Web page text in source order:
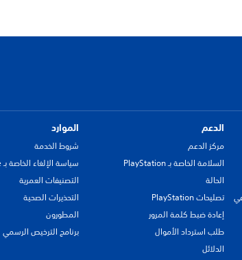
الدعم
مركز الدعم
السلامة الخاصة بـ PlayStation
الحالة
تصليحات PlayStation
إعادة ضبط كلمة المرور
طلب استرداد الأموال
الدلائل
الموارد
شروط الخدمة
سياسة الإلغاء الخاصة بـ PS Store
التصنيفات العمرية
التحذيرات الصحية
المطورون
برنامج الترخيص الرسمي